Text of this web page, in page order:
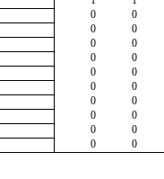
0
0
0
0
0
0
0
0
0
0
0
0
0
0
0
0
0
0
0 0